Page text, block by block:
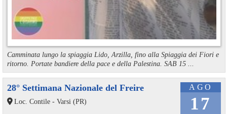
Camminata lungo la spiaggia Lido, Arzilla, fino alla Spiaggia dei Fiori e
ritorno. Portate bandiere della pace e della Palestina. SAB 15 ...
AGO
17
28° Settimana Nazionale del Freire
Loc. Contile - Varsi (PR)